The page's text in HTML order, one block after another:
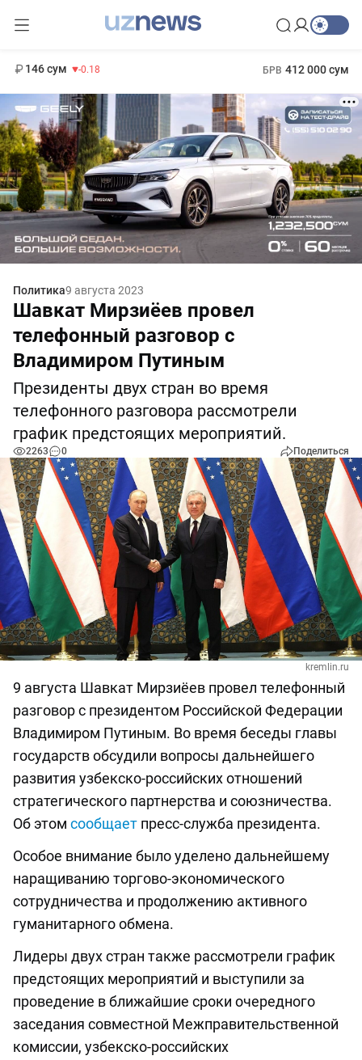
146 сум -0.18 БРВ 412 000 сум
Политика9 августа 2023
Шавкат Мирзиёев провел
телефонный разговор с
Владимиром Путиным
Президенты двух стран во время
телефонного разговора рассмотрели
график предстоящих мероприятий.
2263 0 Поделиться
kremlin.ru
9 августа Шавкат Мирзиёев провел телефонный
разговор с президентом Российской Федерации
Владимиром Путиным. Во время беседы главы
государств обсудили вопросы дальнейшего
развития узбекско-российских отношений
стратегического партнерства и союзничества.
Об этом сообщает пресс-служба президента.
Особое внимание было уделено дальнейшему
наращиванию торгово-экономического
сотрудничества и продолжению активного
гуманитарного обмена.
Лидеры двух стран также рассмотрели график
предстоящих мероприятий и выступили за
проведение в ближайшие сроки очередного
заседания совместной Межправительственной
комиссии, узбекско-российских